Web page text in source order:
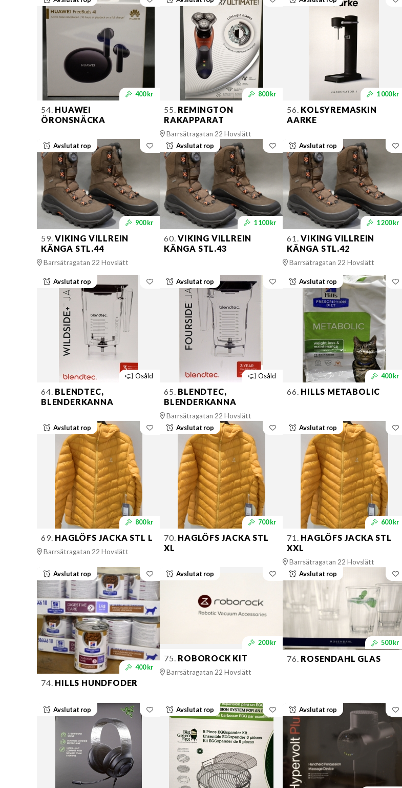
400 kr
54. HUAWEI
ÖRONSNÄCKA
800 kr
55. REMINGTON
RAKAPPARAT
Barrsätragatan 22 Hovslätt
1 000 kr
56. KOLSYREMASKIN
AARKE
Avslutat rop
900 kr
59. VIKING VILLREIN
KÄNGA STL.44
Barrsätragatan 22 Hovslätt
Avslutat rop
1 100 kr
60. VIKING VILLREIN
KÄNGA STL.43
Avslutat rop
1 200 kr
61. VIKING VILLREIN
KÄNGA STL.42
Barrsätragatan 22 Hovslätt
Avslutat rop
Osåld
64. BLENDTEC,
BLENDERKANNA
Avslutat rop
Osåld
65. BLENDTEC,
BLENDERKANNA
Barrsätragatan 22 Hovslätt
Avslutat rop
400 kr
66. HILLS METABOLIC
Avslutat rop
800 kr
69. HAGLÖFS JACKA STL L
Barrsätragatan 22 Hovslätt
Avslutat rop
700 kr
70. HAGLÖFS JACKA STL
XL
Avslutat rop
600 kr
71. HAGLÖFS JACKA STL
XXL
Barrsätragatan 22 Hovslätt
Avslutat rop
400 kr
74. HILLS HUNDFODER
Avslutat rop
200 kr
75. ROBOROCK KIT
Barrsätragatan 22 Hovslätt
Avslutat rop
500 kr
76. ROSENDAHL GLAS
Avslutat rop Avslutat rop Avslutat rop